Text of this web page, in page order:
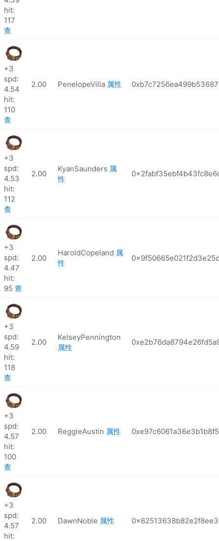
hit:
117
查
+3
spd:
4.54
hit:
110
查
2.00 PenelopeVilla 属性
+3
spd:
4.53
hit:
112
查
2.00
KyanSaunders 属
性
+3
spd:
4.47
hit:
95 查
2.00
HaroldCopeland 属
性
+3
spd:
4.59
hit:
118
查
2.00
KelseyPennington
属性
+3
spd:
4.57
hit:
100
查
2.00 ReggieAustin 属性
+3
spd:
4.57
hit:
2.00 DawnNoble 属性